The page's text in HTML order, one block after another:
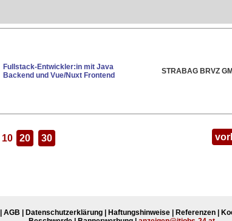
Fullstack-Entwickler:in mit Java
Backend und Vue/Nuxt Frontend
STRABAG BRVZ
10 20 30
| AGB | Datenschutzerklärung | Haftungshinweise | Referenzen |